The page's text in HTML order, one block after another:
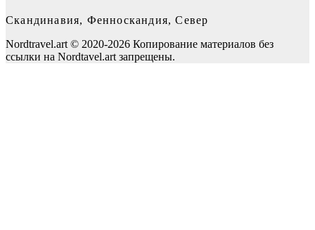
Скандинавия, Фенноскандия, Север
Nordtravel.art © 2020-2026 Копирование материалов без
ссылки на Nordtavel.art запрещены.